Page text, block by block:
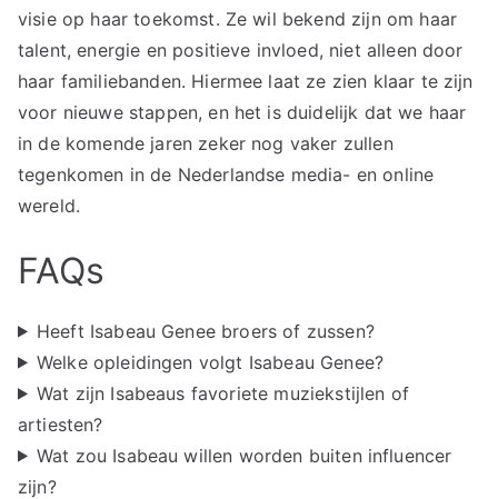
visie op haar toekomst. Ze wil bekend zijn om haar
talent, energie en positieve invloed, niet alleen door
haar familiebanden. Hiermee laat ze zien klaar te zijn
voor nieuwe stappen, en het is duidelijk dat we haar
in de komende jaren zeker nog vaker zullen
tegenkomen in de Nederlandse media- en online
wereld.
FAQs
Heeft Isabeau Genee broers of zussen?
Welke opleidingen volgt Isabeau Genee?
Wat zijn Isabeaus favoriete muziekstijlen of
artiesten?
Wat zou Isabeau willen worden buiten influencer
zijn?